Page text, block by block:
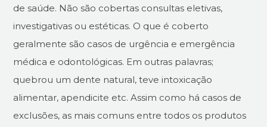
de saúde. Não são cobertas consultas eletivas,
investigativas ou estéticas. O que é coberto
geralmente são casos de urgência e emergência
médica e odontológicas. Em outras palavras;
quebrou um dente natural, teve intoxicação
alimentar, apendicite etc. Assim como há casos de
exclusões, as mais comuns entre todos os produtos